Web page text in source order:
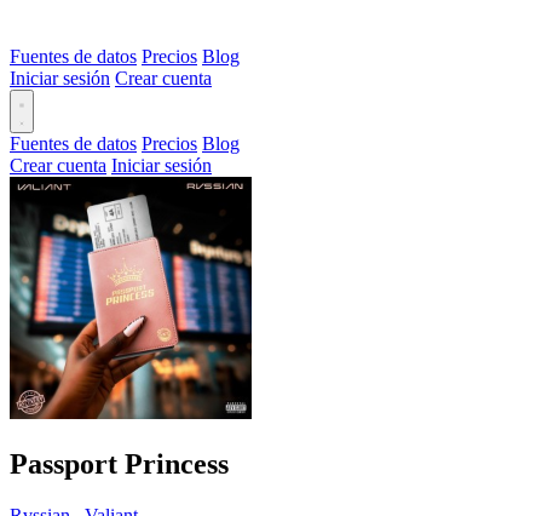
Fuentes de datos Precios Blog
Iniciar sesión Crear cuenta
Fuentes de datos Precios Blog
Crear cuenta Iniciar sesión
Passport Princess